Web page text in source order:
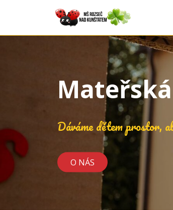
Dáváme dětem prostor,
O NÁS